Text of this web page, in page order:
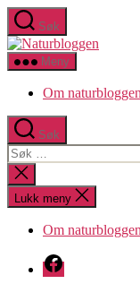
Hopp
til
innholdet
Søk
Meny
Om naturbloggen
Søk
Søk
etter:
Lukk
søk
Lukk meny
Om naturbloggen
Facebook